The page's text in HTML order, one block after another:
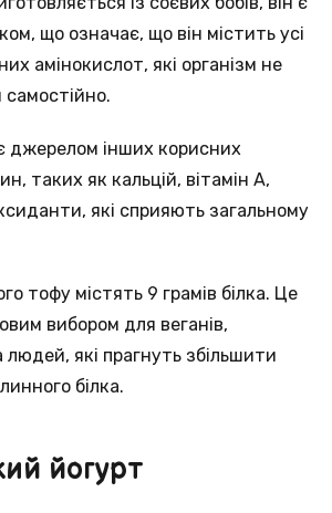
що означає, що він містить усі
амінокислот, які організм не
джерелом інших корисних
таких як кальцій, вітамін А,
які сприяють загальному
тофу містять 9 грамів білка. Це
вибором для веганів,
людей, які прагнуть збільшити
білка.
йогурт